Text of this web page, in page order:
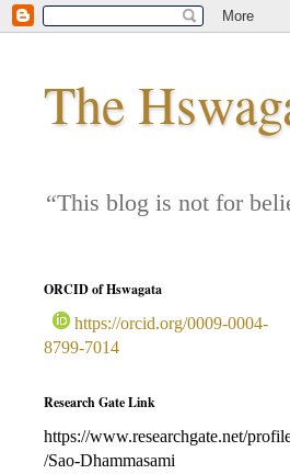
The
“This blog is not for
ORCID of Hswagata
https://orcid.org/0009-0004-
8799-7014
Research Gate Link
https://www.researchgate.net/
/Sao-Dhammasami